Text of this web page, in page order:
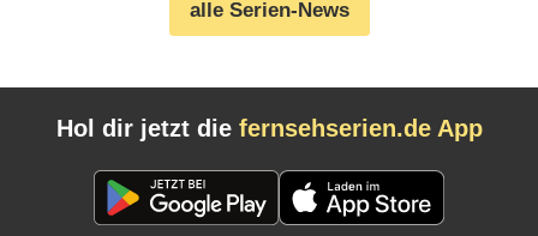
alle Serien-News
Hol dir jetzt die fernsehserien.de App